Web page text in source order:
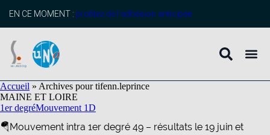
principal
EN CE MOMENT : profitez de l’adhésion anticipée
Accueil » Archives pour tifenn.leprince
MAINE ET LOIRE
1er degréMouvement 1D
🪂Mouvement intra 1er degré 49 – résultats le 19 juin et